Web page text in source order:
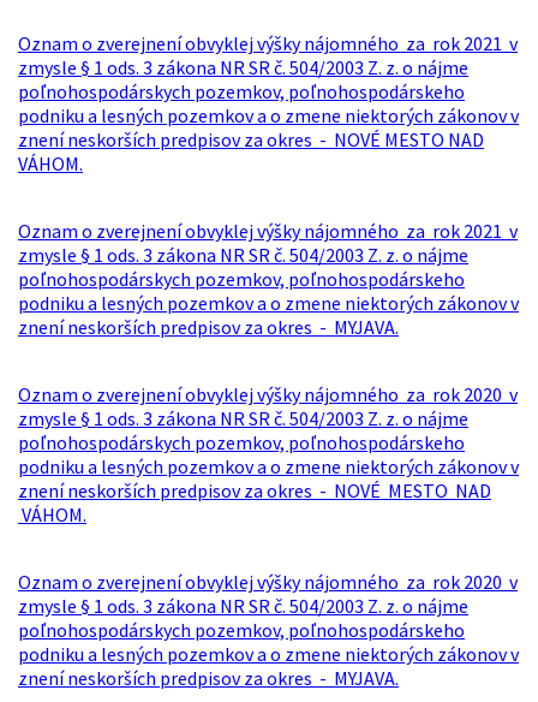
Oznam o zverejnení obvyklej výšky nájomného za rok 2021 v
zmysle § 1 ods. 3 zákona NR SR č. 504/2003 Z. z. o nájme
poľnohospodárskych pozemkov, poľnohospodárskeho
podniku a lesných pozemkov a o zmene niektorých zákonov v
znení neskorších predpisov za okres - NOVÉ MESTO NAD
VÁHOM.
Oznam o zverejnení obvyklej výšky nájomného za rok 2021 v
zmysle § 1 ods. 3 zákona NR SR č. 504/2003 Z. z. o nájme
poľnohospodárskych pozemkov, poľnohospodárskeho
podniku a lesných pozemkov a o zmene niektorých zákonov v
znení neskorších predpisov za okres - MYJAVA.
Oznam o zverejnení obvyklej výšky nájomného za rok 2020 v
zmysle § 1 ods. 3 zákona NR SR č. 504/2003 Z. z. o nájme
poľnohospodárskych pozemkov, poľnohospodárskeho
podniku a lesných pozemkov a o zmene niektorých zákonov v
znení neskorších predpisov za okres - NOVÉ MESTO NAD
VÁHOM.
Oznam o zverejnení obvyklej výšky nájomného za rok 2020 v
zmysle § 1 ods. 3 zákona NR SR č. 504/2003 Z. z. o nájme
poľnohospodárskych pozemkov, poľnohospodárskeho
podniku a lesných pozemkov a o zmene niektorých zákonov v
znení neskorších predpisov za okres - MYJAVA.